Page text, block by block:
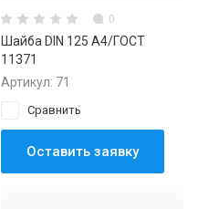
0
Шайба DIN 125 А4/ГОСТ
11371
Артикул: 71
Сравнить
Оставить заявку